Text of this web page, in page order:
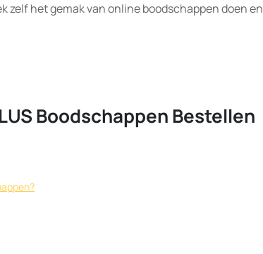
zelf het gemak van online boodschappen doen en
Boodschappen Bestellen